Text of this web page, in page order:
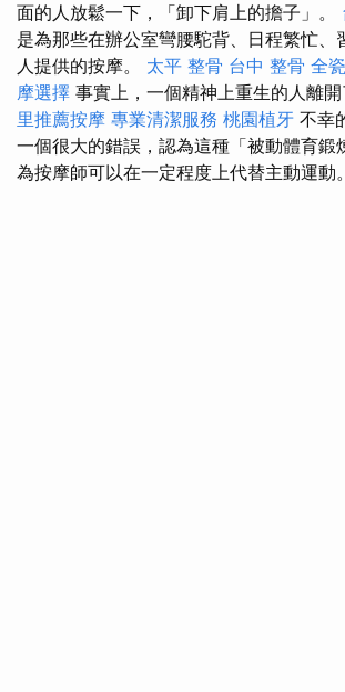
面的人放鬆一下，「卸下肩上的擔子」。
是為那些在辦公室彎腰駝背、日程繁忙、
人提供的按摩。 太平 整骨 台中 整骨 全
摩選擇 事實上，一個精神上重生的人離開
里推薦按摩 專業清潔服務 桃園植牙 不幸
一個很大的錯誤，認為這種「被動體育鍛
為按摩師可以在一定程度上代替主動運動。